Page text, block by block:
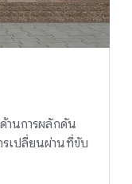
านการผลักดัน
เปลี่ยนผ่านที่ขับ